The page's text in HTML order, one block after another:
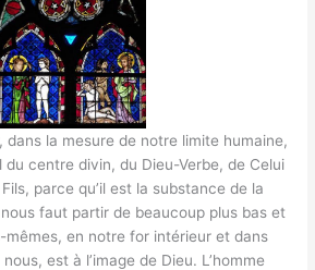
dans la mesure de notre limite humaine,
centre divin, du Dieu-Verbe, de Celui
parce qu’il est la substance de la
faut partir de beaucoup plus bas et
mêmes, en notre for intérieur et dans
est à l’image de Dieu. L’homme